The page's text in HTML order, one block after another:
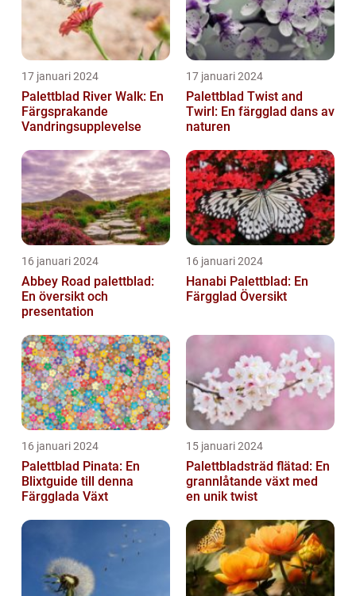
17 januari 2024
Palettblad River Walk: En
Färgsprakande
Vandringsupplevelse
17 januari 2024
Palettblad Twist and
Twirl: En färgglad dans av
naturen
16 januari 2024
Abbey Road palettblad:
En översikt och
presentation
16 januari 2024
Hanabi Palettblad: En
Färgglad Översikt
16 januari 2024
Palettblad Pinata: En
Blixtguide till denna
Färgglada Växt
15 januari 2024
Palettbladsträd flätad: En
grannlåtande växt med
en unik twist